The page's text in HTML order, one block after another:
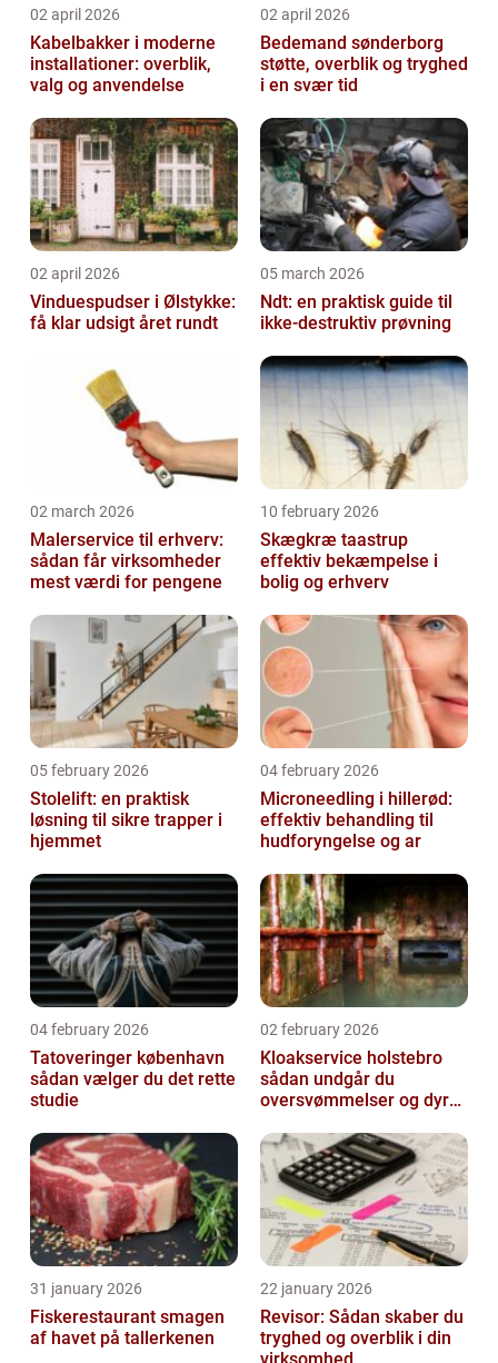
02 april 2026
Kabelbakker i moderne
installationer: overblik,
valg og anvendelse
02 april 2026
Bedemand sønderborg
støtte, overblik og tryghed
i en svær tid
02 april 2026
Vinduespudser i Ølstykke:
få klar udsigt året rundt
05 march 2026
Ndt: en praktisk guide til
ikke-destruktiv prøvning
02 march 2026
Malerservice til erhverv:
sådan får virksomheder
mest værdi for pengene
10 february 2026
Skægkræ taastrup
effektiv bekæmpelse i
bolig og erhverv
05 february 2026
Stolelift: en praktisk
løsning til sikre trapper i
hjemmet
04 february 2026
Microneedling i hillerød:
effektiv behandling til
hudforyngelse og ar
04 february 2026
Tatoveringer københavn
sådan vælger du det rette
studie
02 february 2026
Kloakservice holstebro
sådan undgår du
oversvømmelser og dyre
31 january 2026
Fiskerestaurant smagen
af havet på tallerkenen
22 january 2026
Revisor: Sådan skaber du
tryghed og overblik i din